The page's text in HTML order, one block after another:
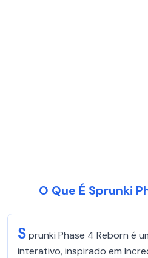
O Que É Sprunki
Sprunki Phase 4 Reborn é
interativo, inspirado em